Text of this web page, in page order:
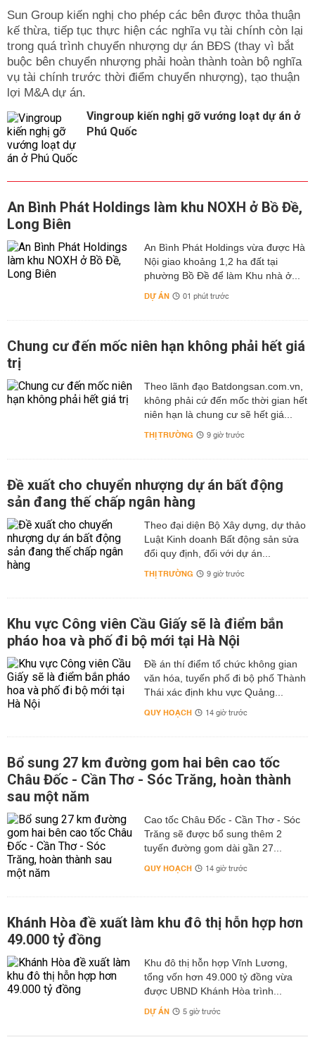
Sun Group kiến nghị cho phép các bên được thỏa thuận
kế thừa, tiếp tục thực hiện các nghĩa vụ tài chính còn lại
trong quá trình chuyển nhượng dự án BĐS (thay vì bắt
buộc bên chuyển nhượng phải hoàn thành toàn bộ nghĩa
vụ tài chính trước thời điểm chuyển nhượng), tạo thuận
lợi M&A dự án.
Vingroup kiến nghị gỡ vướng loạt dự án ở
Phú Quốc
An Bình Phát Holdings làm khu NOXH ở Bồ Đề,
Long Biên
An Bình Phát Holdings vừa được Hà
Nội giao khoảng 1,2 ha đất tại
phường Bồ Đề để làm Khu nhà ở...
DỰ ÁN 01 phút trước
Chung cư đến mốc niên hạn không phải hết giá
trị
Theo lãnh đạo Batdongsan.com.vn,
không phải cứ đến mốc thời gian hết
niên hạn là chung cư sẽ hết giá...
THỊ TRƯỜNG 9 giờ trước
Đề xuất cho chuyển nhượng dự án bất động
sản đang thế chấp ngân hàng
Theo đại diện Bộ Xây dựng, dự thảo
Luật Kinh doanh Bất động sản sửa
đổi quy định, đối với dự án...
THỊ TRƯỜNG 9 giờ trước
Khu vực Công viên Cầu Giấy sẽ là điểm bắn
pháo hoa và phố đi bộ mới tại Hà Nội
Đề án thí điểm tổ chức không gian
văn hóa, tuyến phố đi bộ phố Thành
Thái xác định khu vực Quảng...
QUY HOẠCH 14 giờ trước
Bổ sung 27 km đường gom hai bên cao tốc
Châu Đốc - Cần Thơ - Sóc Trăng, hoàn thành
sau một năm
Cao tốc Châu Đốc - Cần Thơ - Sóc
Trăng sẽ được bổ sung thêm 2
tuyến đường gom dài gần 27...
QUY HOẠCH 14 giờ trước
Khánh Hòa đề xuất làm khu đô thị hỗn hợp hơn
49.000 tỷ đồng
Khu đô thị hỗn hợp Vĩnh Lương,
tổng vốn hơn 49.000 tỷ đồng vừa
được UBND Khánh Hòa trình...
DỰ ÁN 5 giờ trước